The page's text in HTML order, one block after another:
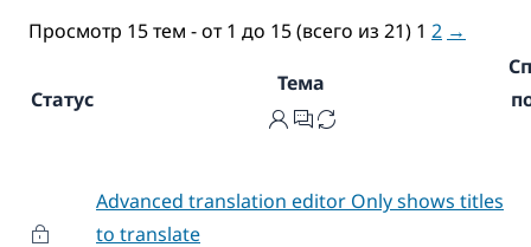
Просмотр 15 тем - от 1 до 15 (всего из 21) 1 2 →
Статус
Тема
Advanced translation editor Only shows titles
to translate